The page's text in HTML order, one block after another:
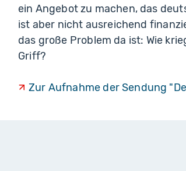
ein Angebot zu machen, das
ist aber nicht ausreichend
das große Problem da ist: Wie
Griff?
Zur Aufnahme der Sendung